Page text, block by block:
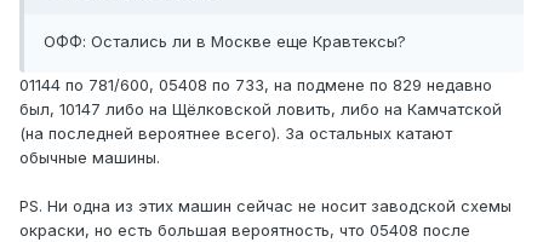
ОФФ: Остались ли в Москве еще Кравтексы?
01144 по 781/600, 05408 по 733, на подмене по 829 недавно
был, 10147 либо на Щёлковской ловить, либо на Камчатской
(на последней вероятнее всего). За остальных катают
обычные машины.
PS. Ни одна из этих машин сейчас не носит заводской схемы
окраски, но есть большая вероятность, что 05408 после